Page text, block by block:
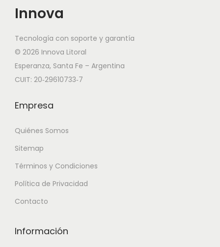
Innova
Tecnología con soporte y garantía
© 2026 Innova Litoral
Esperanza, Santa Fe – Argentina
CUIT: 20‑29610733‑7
Empresa
Quiénes Somos
Sitemap
Términos y Condiciones
Política de Privacidad
Contacto
Información